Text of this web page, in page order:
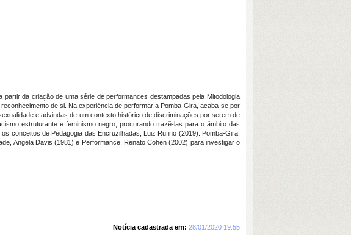
da criação de uma série de performances destampadas pela Mitodologia
de si. Na experiência de performar a Pomba-Gira, acaba-se por
e advindas de um contexto histórico de discriminações por serem de
estruturante e feminismo negro, procurando trazê-las para o âmbito das
conceitos de Pedagogia das Encruzilhadas, Luiz Rufino (2019). Pomba-Gira,
Angela Davis (1981) e Performance, Renato Cohen (2002) para investigar o
Notícia cadastrada em: 28/01/2020 19:55